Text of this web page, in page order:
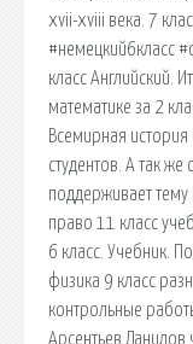
xvii-xviii века. 7
#немецкий6класс
класс Английский.
математике за 2
Всемирная
студентов. А так же
поддерживает
право 11 класс
6 класс. Учебник.
физика 9 класс
контрольные
Арсентьев Данилов